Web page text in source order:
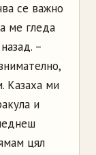
се важно
ме гледа
–
Казаха ми
и
цял